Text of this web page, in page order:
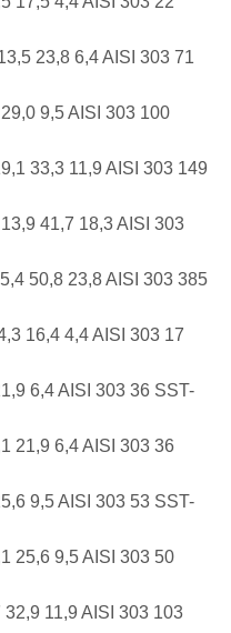
23,8 6,4 AISI 303 71
9,5 AISI 303 100
33,3 11,9 AISI 303 149
41,7 18,3 AISI 303
50,8 23,8 AISI 303 385
16,4 4,4 AISI 303 17
6,4 AISI 303 36 SST-
21,9 6,4 AISI 303 36
9,5 AISI 303 53 SST-
25,6 9,5 AISI 303 50
11,9 AISI 303 103